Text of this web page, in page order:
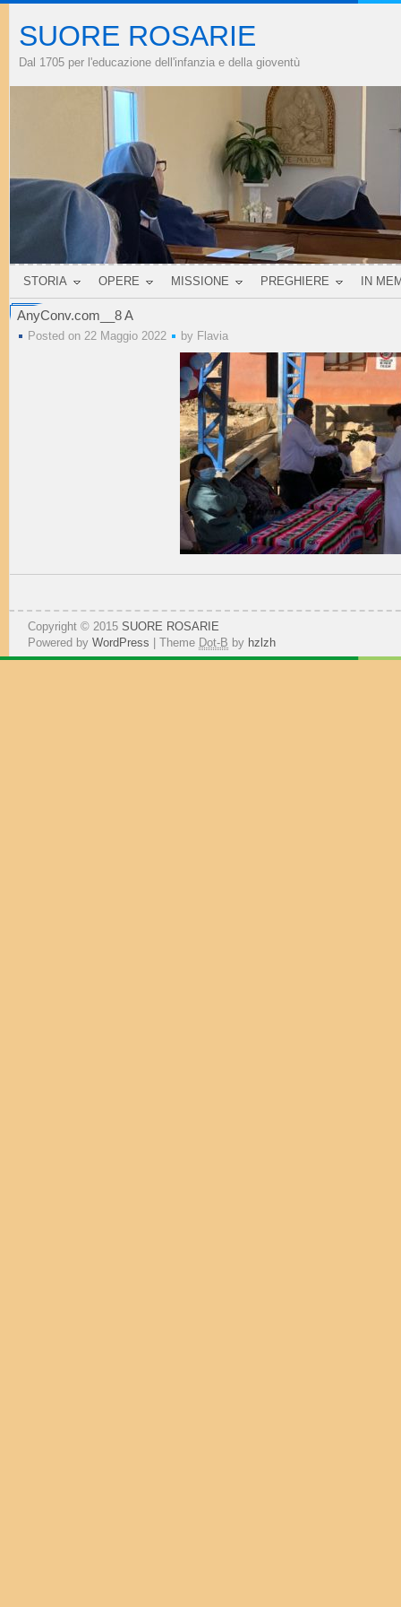
SUORE ROSARIE
Dal 1705 per l'educazione dell'infanzia e della gioventù
STORIA OPERE MISSIONE PREGHIERE IN
AnyConv.com__8 A
Posted on 22 Maggio 2022 by Flavia
Copyright © 2015 SUORE ROSARIE
Powered by WordPress | Theme Dot-B by hzlzh